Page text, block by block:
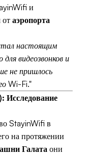
и
от аэропорта
настоящим
видеозвонков и
не пришлось
Wi-Fi."
Исследование
StayinWifi в
на протяжении
Галата они